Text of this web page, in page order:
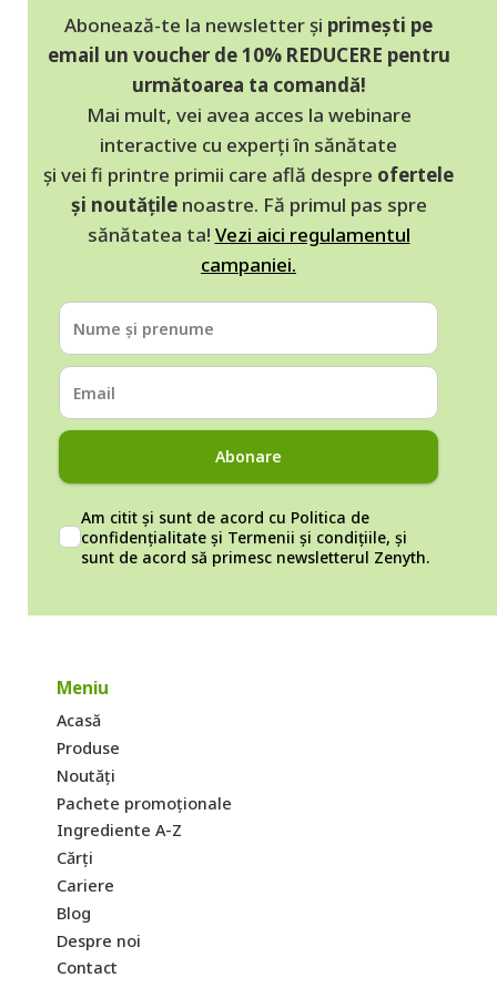
Abonează-te la newsletter și primești pe
email un voucher de 10% REDUCERE pentru
următoarea ta comandă!
Mai mult, vei avea acces la webinare
interactive cu experți în sănătate
și vei fi printre primii care află despre ofertele
și noutățilenoastre. Fă primul pas spre
sănătatea ta! Vezi aici regulamentul
campaniei.
Abonare
Am citit și sunt de acord cu Politica de
confidențialitate și Termenii și condițiile, și
sunt de acord să primesc newsletterul Zenyth.
Meniu
Acasă
Produse
Noutăți
Pachete promoționale
Ingrediente A-Z
Cărți
Cariere
Blog
Despre noi
Contact